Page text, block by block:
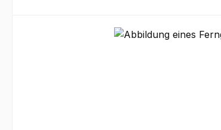
Bildergalerie überspringen